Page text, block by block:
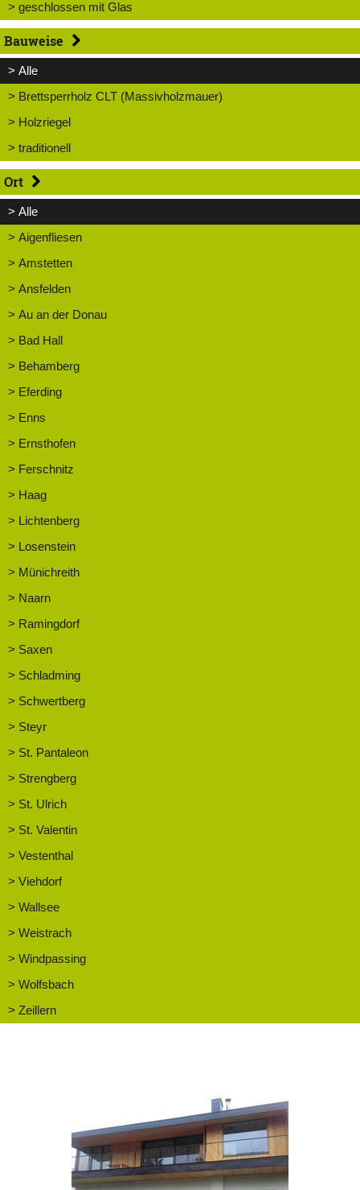
> geschlossen mit Glas
Bauweise
> Alle
> Brettsperrholz CLT (Massivholzmauer)
> Holzriegel
> traditionell
Ort
> Alle
> Aigenfliesen
> Amstetten
> Ansfelden
> Au an der Donau
> Bad Hall
> Behamberg
> Eferding
> Enns
> Ernsthofen
> Ferschnitz
> Haag
> Lichtenberg
> Losenstein
> Münichreith
> Naarn
> Ramingdorf
> Saxen
> Schladming
> Schwertberg
> Steyr
> St. Pantaleon
> Strengberg
> St. Ulrich
> St. Valentin
> Vestenthal
> Viehdorf
> Wallsee
> Weistrach
> Windpassing
> Wolfsbach
> Zeillern